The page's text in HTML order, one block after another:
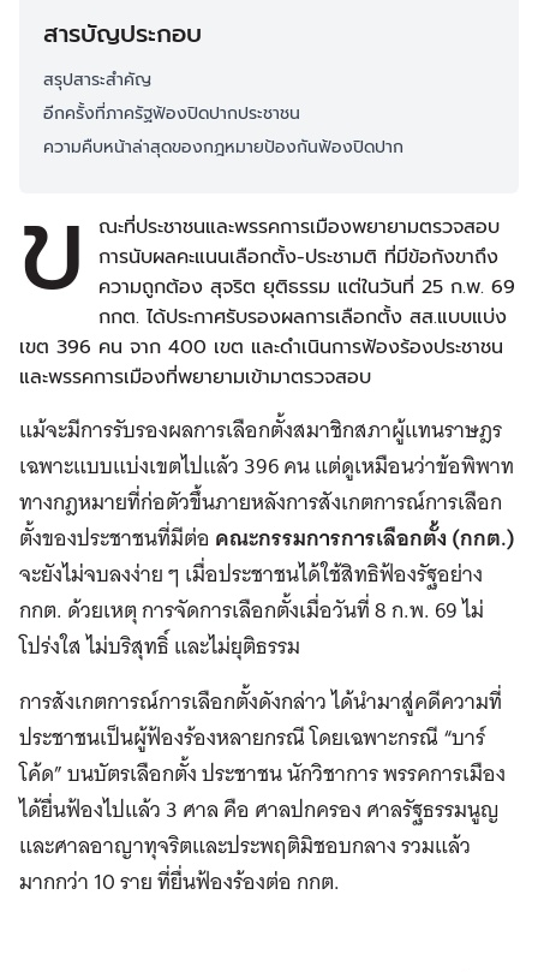
สารบัญประกอบ
สรุปสาระสำคัญ
อีกครั้งที่ภาครัฐฟ้องปิดปากประชาชน
ความคืบหน้าล่าสุดของกฎหมายป้องกันฟ้องปิดปาก
ข
ณะที่ประชาชนและพรรคการเมืองพยายามตรวจสอบ
การนับผลคะแนนเลือกตั้ง-ประชามติ ที่มีข้อกังขาถึง
ความถูกต้อง สุจริต ยุติธรรม แต่ในวันที่ 25 ก.พ. 69
กกต. ได้ประกาศรับรองผลการเลือกตั้ง สส.แบบแบ่ง
เขต 396 คน จาก 400 เขต และดำเนินการฟ้องร้องประชาชน
และพรรคการเมืองที่พยายามเข้ามาตรวจสอบ
แม้จะมีการรับรองผลการเลือกตั้งสมาชิกสภาผู้แทนราษฎร
เฉพาะแบบแบ่งเขตไปแล้ว 396 คน แต่ดูเหมือนว่าข้อพิพาท
ทางกฎหมายที่ก่อตัวขึ้นภายหลังการสังเกตการณ์การเลือก
ตั้งของประชาชนที่มีต่อ คณะกรรมการการเลือกตั้ง (กกต.)
จะยังไม่จบลงง่าย ๆ เมื่อประชาชนได้ใช้สิทธิฟ้องรัฐอย่าง
กกต. ด้วยเหตุ การจัดการเลือกตั้งเมื่อวันที่ 8 ก.พ. 69 ไม่
โปร่งใส ไม่บริสุทธิ์ และไม่ยุติธรรม
การสังเกตการณ์การเลือกตั้งดังกล่าว ได้นำมาสู่คดีความที่
ประชาชนเป็นผู้ฟ้องร้องหลายกรณี โดยเฉพาะกรณี “บาร์
โค้ด” บนบัตรเลือกตั้ง ประชาชน นักวิชาการ พรรคการเมือง
ได้ยื่นฟ้องไปแล้ว 3 ศาล คือ ศาลปกครอง ศาลรัฐธรรมนูญ
และศาลอาญาทุจริตและประพฤติมิชอบกลาง รวมแล้ว
มากกว่า 10 ราย ที่ยื่นฟ้องร้องต่อ กกต.